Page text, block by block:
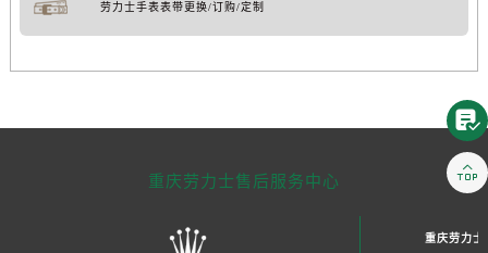
劳力士手表表带更换/订购/定制
重庆劳力士售后服务中心
重庆劳力士

